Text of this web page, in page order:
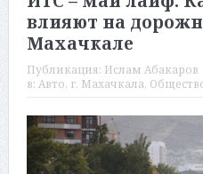
влияют на
Махачкале
Публикация: Ислам Абакаров
в: Авто, г. Махачкала,